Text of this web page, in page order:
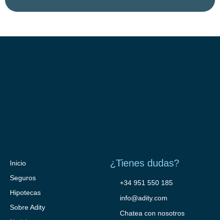
Inicio
Seguros
Hipotecas
Sobre Adity
¿Tienes dudas?
+34 951 550 185
info@adity.com
Chatea con nosotros